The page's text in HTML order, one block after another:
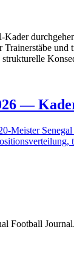
Kader
Trainerstäbe
—
Meister
Football Journal.